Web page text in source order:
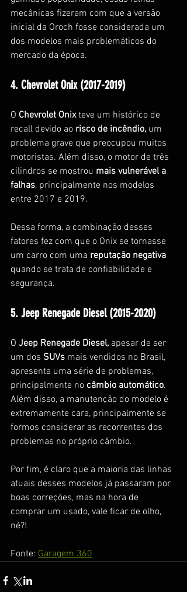
mecânicas fizeram com que a versão
inicial da Oroch fosse considerada um
dos modelos mais problemáticos do
mercado da época.
4. Chevrolet Onix (2017-2019)
O Chevrolet Onix teve um histórico de
recall devido ao risco de incêndio, um
problema grave que preocupou muitos
motoristas. Além disso, o motor de três
cilindros se mostrou mais vulnerável a
falhas, principalmente nos modelos
entre 2017 e 2019.
Dessa forma, a combinação desses
fatores fez com que o Onix se tornasse
um carro com uma reputação negativa
quando se trata de confiabilidade e
segurança.
5. Jeep Renegade Diesel (2015-2020)
O Jeep Renegade Diesel, apesar de ser
um dos SUVs mais vendidos no Brasil,
apresenta uma série de problemas,
principalmente no câmbio automático.
Além disso, a manutenção do modelo é
extremamente cara, principalmente se
formos considerar as recorrentes dos
problemas no próprio câmbio.
Por fim, é claro que a maioria das linhas
atuais desses modelos já passaram por
boas correções, mas na hora de
comprar um usado, vale ficar de olho,
né?!
Fonte: Garagem 360